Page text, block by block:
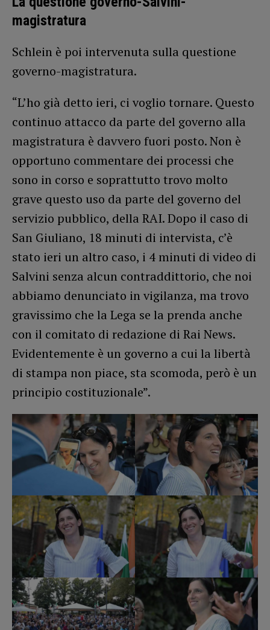
magistratura
Schlein è poi intervenuta sulla questione
governo-magistratura.
“L’ho già detto ieri, ci voglio tornare. Questo
continuo attacco da parte del governo alla
magistratura è davvero fuori posto. Non è
opportuno commentare dei processi che
sono in corso e soprattutto trovo molto
grave questo uso da parte del governo del
servizio pubblico, della RAI. Dopo il caso di
San Giuliano, 18 minuti di intervista, c’è
stato ieri un altro caso, i 4 minuti di video di
Salvini senza alcun contraddittorio, che noi
abbiamo denunciato in vigilanza, ma trovo
gravissimo che la Lega se la prenda anche
con il comitato di redazione di Rai News.
Evidentemente è un governo a cui la libertà
di stampa non piace, sta scomoda, però è un
principio costituzionale”.